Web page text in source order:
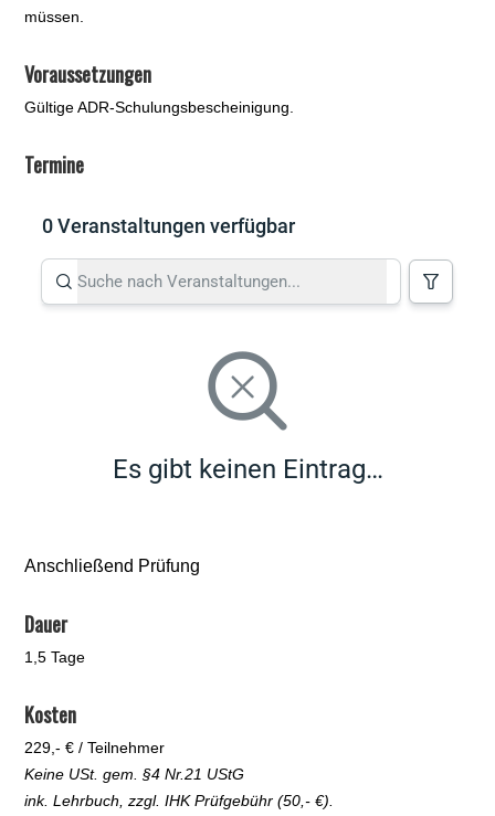
müssen.
Voraussetzungen
Gültige ADR-Schulungsbescheinigung.
Termine
0 Veranstaltungen verfügbar
Es gibt keinen Eintrag…
Anschließend Prüfung
Dauer
1,5 Tage
Kosten
229,- € / Teilnehmer
Keine USt. gem. §4 Nr.21 UStG
ink. Lehrbuch, zzgl. IHK Prüfgebühr (50,- €).